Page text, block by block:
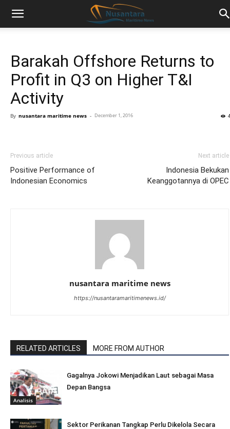
Barakah Offshore Returns to
Profit in Q3 on Higher T&I
Activity
By nusantara maritime news - December 1, 2016
Previous article
Positive Performance of
Indonesian Economics
Next article
Indonesia Bekukan
Keanggotannya di OPEC
nusantara maritime news
https://nusantaramaritimenews.id/
RELATED ARTICLES MORE FROM AUTHOR
Analisis
Gagalnya Jokowi Menjadikan Laut sebagai Masa
Depan Bangsa
Sektor Perikanan Tangkap Perlu Dikelola Secara